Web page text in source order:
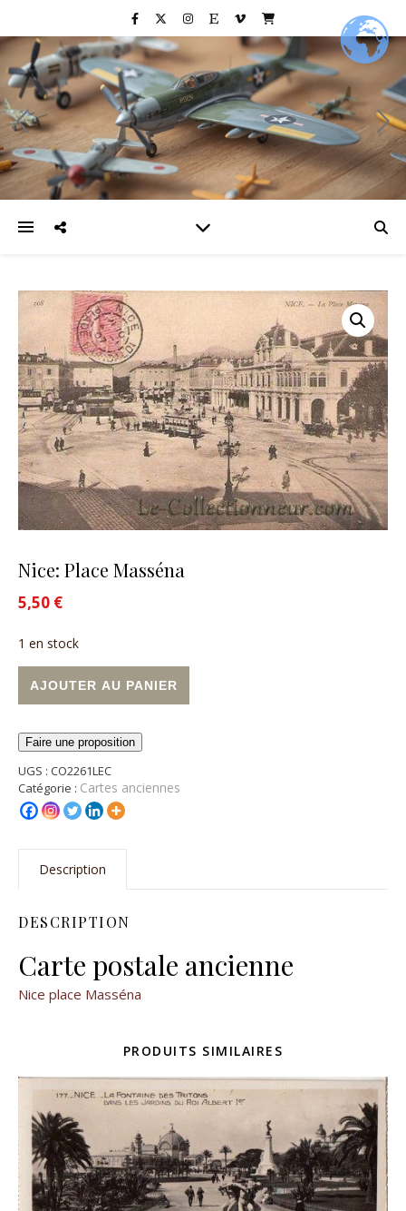
Nice: Place Masséna
5,50 €
1 en stock
quantité de Nice: Place Masséna
AJOUTER AU PANIER
Faire une proposition
UGS : CO2261LEC
Catégorie : Cartes anciennes
Description
DESCRIPTION
Carte postale ancienne
Nice place Masséna
PRODUITS SIMILAIRES